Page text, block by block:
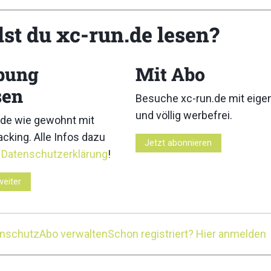
zusammen und meldeten sich bis zur 80-km-
Minuten. Pablo Villa setzte sich schließlich ab
Anstiegen des Rennens in El Garañón und Roque
zweiten Platz. Capell überholte ihn schließlich auf
zweite Transgrancanaria-Sieg seiner Karriere.
du xc-run.de lesen?
wie gewohnt mit
Alle Infos dazu
Datenschutzerklärung!
Mit Abo
Besuche xc-run.de mit
und völlig werbefrei.
Jetzt abonnieren
Abo verwaltenSchon registriert? Hier anmelden